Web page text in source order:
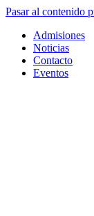
Pasar al contenido
Admisiones
Noticias
Contacto
Eventos